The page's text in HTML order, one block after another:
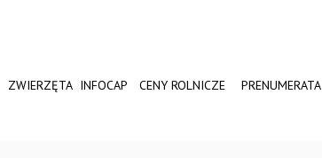
ZWIERZĘTA INFOCAP CENY ROLNICZE PRENUMERATA